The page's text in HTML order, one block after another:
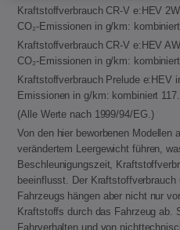
Kraftstoffverbrauch CR-V e:HEV
CO₂-Emissionen in g/km:
Kraftstoffverbrauch CR-V e:HEV
CO₂-Emissionen in g/km:
Kraftstoffverbrauch Prelude e:HEV
Emissionen in g/km: kombiniert
(Alle Werte nach 1999/94/EG.)
Von den hier beworbenen Modellen
verändertem Leergewicht führen,
Beschleunigungszeit,
beeinflusst. Der
Fahrzeugs hängen aber nicht nur
Kraftstoffs durch das Fahrzeug ab.
Fahrverhalten und von